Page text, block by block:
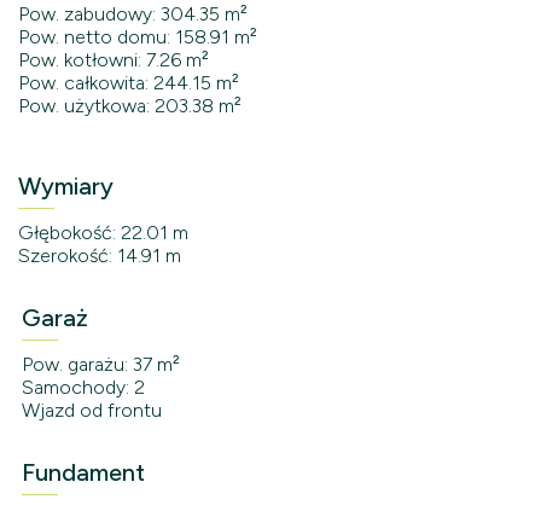
Pow. zabudowy: 304.35 m²
Pow. netto domu: 158.91 m²
Pow. kotłowni: 7.26 m²
Pow. całkowita: 244.15 m²
Pow. użytkowa: 203.38 m²
Wymiary
Głębokość: 22.01 m
Szerokość: 14.91 m
Garaż
Pow. garażu: 37 m²
Samochody: 2
Wjazd od frontu
Fundament